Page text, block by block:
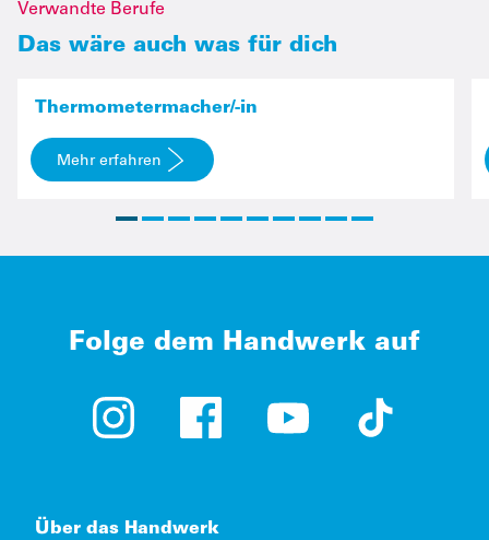
Verwandte Berufe
Das wäre auch was für dich
Thermometermacher/-in
Mehr erfahren
Folge dem Handwerk auf
Instagram (öffnet in neuem Tab)
Facebook (öffnet in neuem Tab)
YouTube (öffnet in
TikTok
Über das Handwerk